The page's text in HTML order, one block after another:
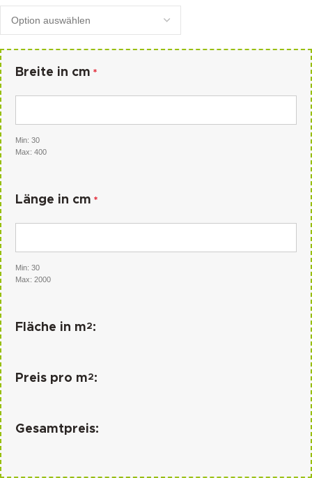
Breite in cm *
Min: 30
Max: 400
Länge in cm *
Min: 30
Max: 2000
Fläche in m2:
Preis pro m2:
Gesamtpreis: